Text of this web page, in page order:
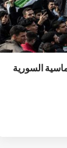
السورية